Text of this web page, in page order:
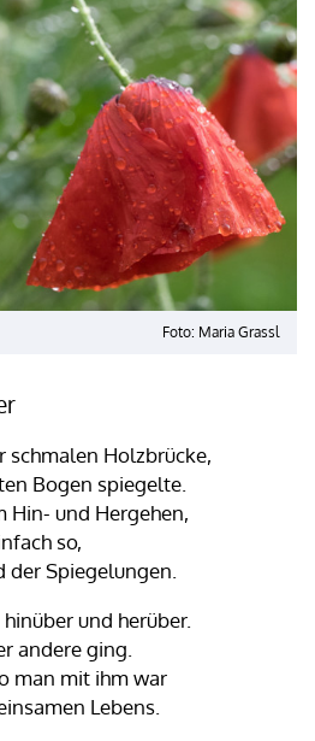
Foto: Maria Grassl
schmalen Holzbrücke,
Bogen spiegelte.
Hin- und Hergehen,
so,
der Spiegelungen.
und herüber.
andere ging.
man mit ihm war
Lebens.